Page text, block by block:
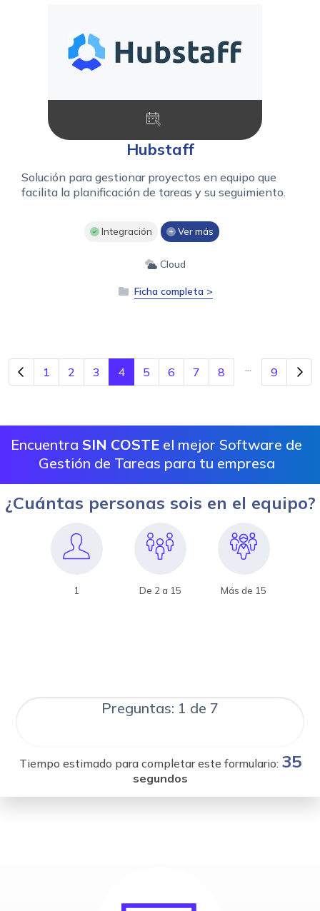
Hubstaff
Solución para gestionar proyectos en equipo que
facilita la planificación de tareas y su seguimiento.
Integración Ver más
Cloud
Ficha completa >
1 2 3 4 5 6 7 8 9
Encuentra SIN COSTE el mejor Software de
Gestión de Tareas para tu empresa
¿Cuántas personas sois en el equipo?
1 De 2 a 15 Más de 15
Preguntas: 1 de 7
Tiempo estimado para completar este formulario: 35
segundos